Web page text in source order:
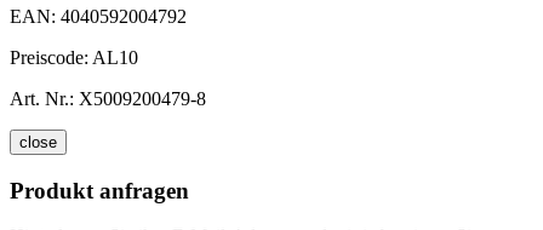
EAN: 4040592004792
Preiscode: AL10
Art. Nr.: X5009200479-8
close
Produkt anfragen